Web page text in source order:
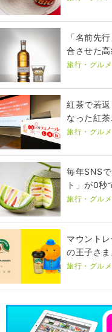
「名前先
合させた
旅行・グルメ
紅茶で若
なった紅
旅行・グルメ
毎年SNS
ト」が0
旅行・グルメ
マウント
の王子さ
旅行・グルメ